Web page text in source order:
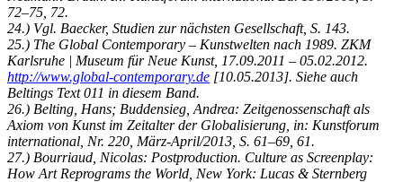
72–75, 72.
24.) Vgl. Baecker, Studien zur nächsten Gesellschaft, S. 143.
25.) The Global Contemporary – Kunstwelten nach 1989. ZKM
Karlsruhe | Museum für Neue Kunst, 17.09.2011 – 05.02.2012.
http://www.global-contemporary.de [10.05.2013]. Siehe auch
Beltings Text 011 in diesem Band.
26.) Belting, Hans; Buddensieg, Andrea: Zeitgenossenschaft als
Axiom von Kunst im Zeitalter der Globalisierung, in: Kunstforum
international, Nr. 220, März-April/2013, S. 61–69, 61.
27.) Bourriaud, Nicolas: Postproduction. Culture as Screenplay:
How Art Reprograms the World, New York: Lucas & Sternberg